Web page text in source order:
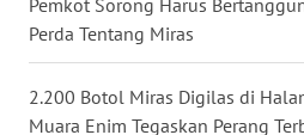
Perda Tentang Miras
2.200 Botol Miras Digilas di
Muara Enim Tegaskan Perang
KALBAR
KALTENG